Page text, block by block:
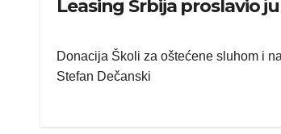
Leasing Srbija proslavio
Donacija Školi za oštećene sluhom i
Stefan Dečanski